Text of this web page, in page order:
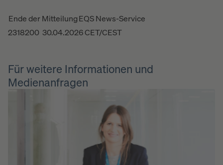
Ende der MitteilungEQS News-Service
2318200 30.04.2026 CET/CEST
Für weitere Informationen und
Medienanfragen